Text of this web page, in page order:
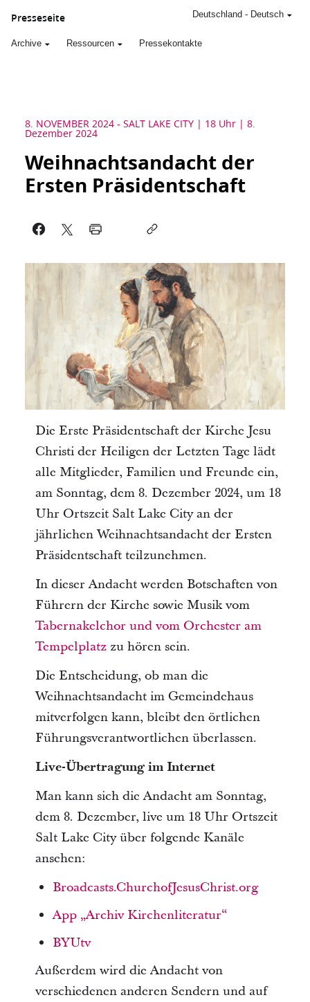
Presseseite
Archive Ressourcen Pressekontakte
Deutschland - Deutsch
8. NOVEMBER 2024 - SALT LAKE CITY 18 Uhr | 8.
Dezember 2024
Weihnachtsandacht der
Ersten Präsidentschaft
Die Erste Präsidentschaft der Kirche Jesu
Christi der Heiligen der Letzten Tage lädt
alle Mitglieder, Familien und Freunde ein,
am Sonntag, dem 8. Dezember 2024, um 18
Uhr Ortszeit Salt Lake City an der
jährlichen Weihnachtsandacht der Ersten
Präsidentschaft teilzunehmen.
In dieser Andacht werden Botschaften von
Führern der Kirche sowie Musik vom
Tabernakelchor und vom Orchester am
Tempelplatzzu hören sein.
Die Entscheidung, ob man die
Weihnachtsandacht im Gemeindehaus
mitverfolgen kann, bleibt den örtlichen
Führungsverantwortlichen überlassen.
Live-Übertragung im Internet
Man kann sich die Andacht am Sonntag,
dem 8. Dezember, live um 18 Uhr Ortszeit
Salt Lake City über folgende Kanäle
ansehen:
Broadcasts.ChurchofJesusChrist.org
App „Archiv Kirchenliteratur“
BYUtv
Außerdem wird die Andacht von
verschiedenen anderen Sendern und auf